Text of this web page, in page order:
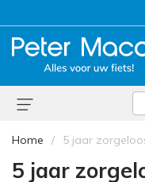
Home 5 jaar
5 jaar